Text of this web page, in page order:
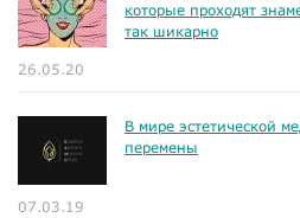
которые проходят
так шикарно
26.05.20
В мире эстетической
перемены
07.03.19